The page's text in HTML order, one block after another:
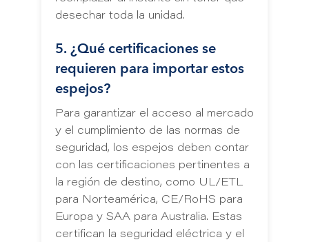
desechar toda la unidad.
5. ¿Qué certificaciones se
requieren para importar estos
espejos?
Para garantizar el acceso al mercado
y el cumplimiento de las normas de
seguridad, los espejos deben contar
con las certificaciones pertinentes a
la región de destino, como UL/ETL
para Norteamérica, CE/RoHS para
Europa y SAA para Australia. Estas
certifican la seguridad eléctrica y el